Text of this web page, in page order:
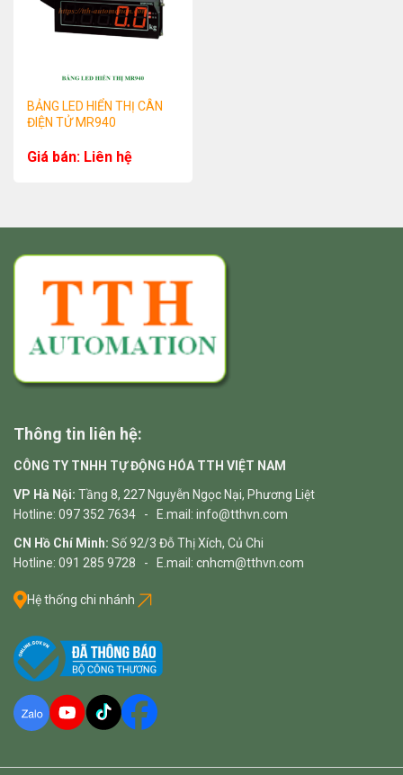
BẢNG LED HIỂN THỊ CÂN
ĐIỆN TỬ MR940
Giá bán: Liên hệ
Thông tin liên hệ:
CÔNG TY TNHH TỰ ĐỘNG HÓA TTH VIỆT NAM
VP Hà Nội: Tầng 8, 227 Nguyễn Ngọc Nại, Phương Liệt
Hotline: 097 352 7634 - E.mail: info@tthvn.com
CN Hồ Chí Minh: Số 92/3 Đỗ Thị Xích, Củ Chi
Hotline: 091 285 9728 - E.mail: cnhcm@tthvn.com
Hệ thống chi nhánh